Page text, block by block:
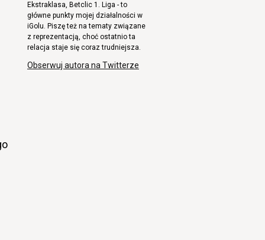
Ekstraklasa, Betclic 1. Liga - to
główne punkty mojej działalności w
iGolu. Piszę też na tematy związane
z reprezentacją, choć ostatnio ta
relacja staje się coraz trudniejsza.
Obserwuj autora na Twitterze